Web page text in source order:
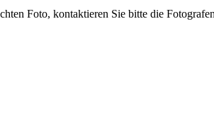
Foto, kontaktieren Sie bitte die